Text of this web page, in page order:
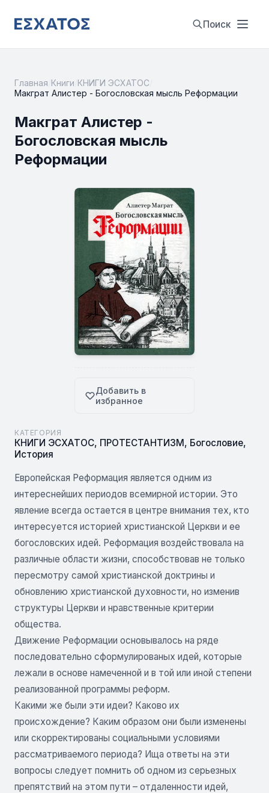
Поиск
Главная Книги КНИГИ ЭСХАТОС
Макграт Алистер - Богословская мысль Реформации
Макграт Алистер -
Богословская мысль
Реформации
Добавить в
избранное
КАТЕГОРИЯ
КНИГИ ЭСХАТОС, ПРОТЕСТАНТИЗМ, Богословие,
История
Европейская Реформация является одним из
интереснейших периодов всемирной истории. Это
явление всегда остается в центре внимания тех, кто
интересуется историей христианской Церкви и ее
богословских идей. Реформация воздействовала на
различные области жизни, способствовав не только
пересмотру самой христианской доктрины и
обновлению христианской духовности, но изменив
структуры Церкви и нравственные критерии
общества.
Движение Реформации основывалось на ряде
последовательно сформулированых идей, которые
лежали в основе намеченной и в той или иной степени
реализованной программы реформ.
Какими же были эти идеи? Каково их
происхождение? Каким образом они были изменены
или скорректированы социальными условиями
рассматриваемого периода? Ища ответы на эти
вопросы следует помнить об одном из серьезных
препятствий на этом пути – отдаленности идей,